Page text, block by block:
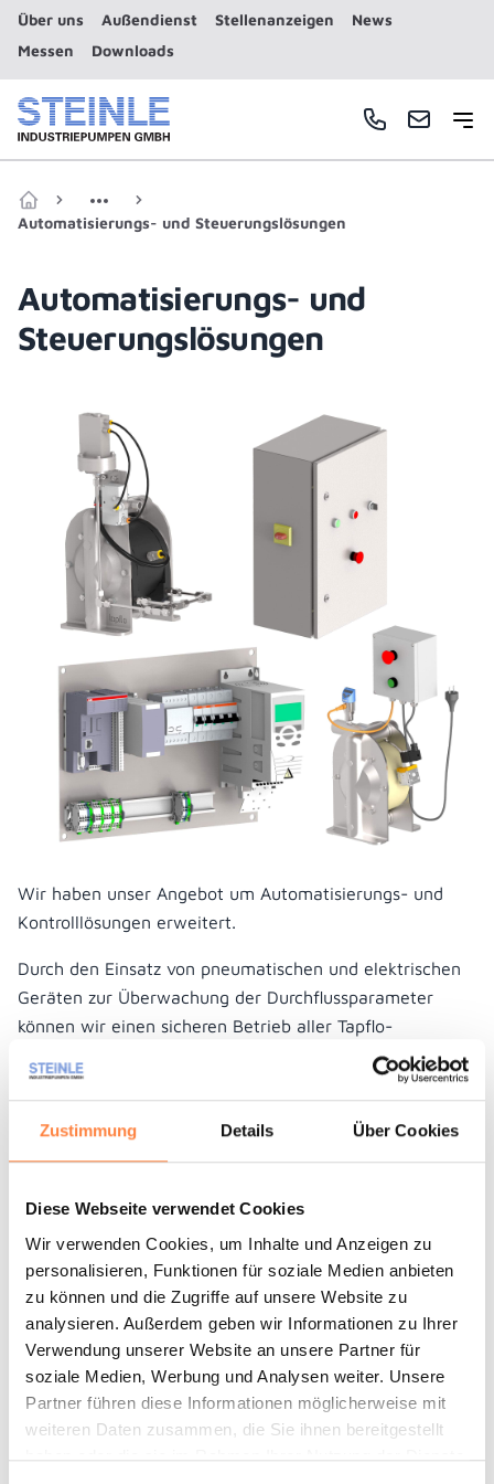
Zustimmung Details Über Cookies
Diese Webseite verwendet Cookies
Wir verwenden Cookies, um Inhalte und Anzeigen zu
personalisieren, Funktionen für soziale Medien anbieten
zu können und die Zugriffe auf unsere Website zu
analysieren. Außerdem geben wir Informationen zu Ihrer
Verwendung unserer Website an unsere Partner für
soziale Medien, Werbung und Analysen weiter. Unsere
Partner führen diese Informationen möglicherweise mit
weiteren Daten zusammen, die Sie ihnen bereitgestellt
haben oder die sie im Rahmen Ihrer Nutzung der Dienste
Über uns Außendienst Stellenanzeigen
News
Messen
Downloads
Telefonnummer
E-Mail
Zur Startseite
Automatisierungs- und Steuerungslösungen
Automatisierungs- und
Steuerungslösungen
Wir haben unser Angebot um Automatisierungs- und
Kontrolllösungen erweitert.
Durch den Einsatz von pneumatischen und elektrischen
Geräten zur Überwachung der Durchflussparameter
können wir einen sicheren Betrieb aller Tapflo-
Prospekt
Für Druckluftmembranpumpen
Pneumatisches Membranausfall-Überwachungssystem
(PDFM)